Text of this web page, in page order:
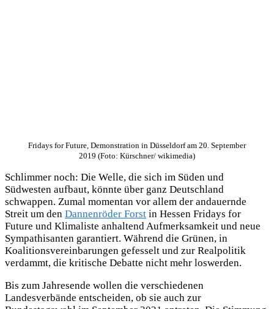
Fridays for Future, Demonstration in Düsseldorf am 20. September
2019 (Foto: Kürschner/ wikimedia)
Schlimmer noch: Die Welle, die sich im Süden und
Südwesten aufbaut, könnte über ganz Deutschland
schwappen. Zumal momentan vor allem der andauernde
Streit um den Dannenröder Forst in Hessen Fridays for
Future und Klimaliste anhaltend Aufmerksamkeit und neue
Sympathisanten garantiert. Während die Grünen, in
Koalitionsvereinbarungen gefesselt und zur Realpolitik
verdammt, die kritische Debatte nicht mehr loswerden.
Bis zum Jahresende wollen die verschiedenen
Landesverbände entscheiden, ob sie auch zur